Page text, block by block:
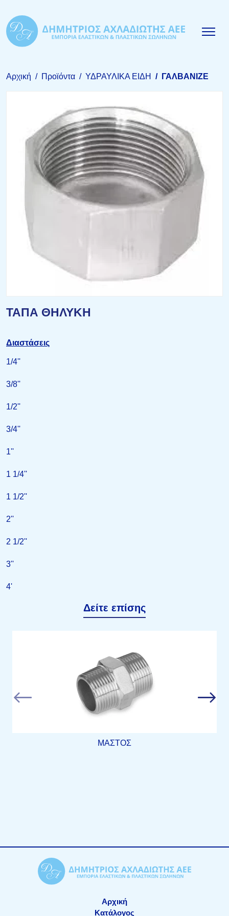
Αρχική Προϊόντα ΥΔΡΑΥΛΙΚΑ ΕΙΔΗ ΓΑΛΒΑΝΙΖΕ
ΤΑΠΑ ΘΗΛΥΚΗ
Διαστάσεις
1/4''
3/8''
1/2''
3/4''
1''
1 1/4''
1 1/2''
2''
2 1/2''
3''
4'
Δείτε επίσης
ΜΑΣΤΟΣ
Αρχική
Κατάλογος